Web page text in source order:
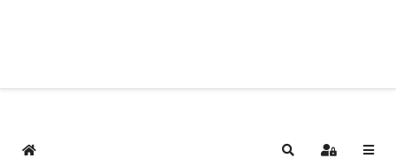
Home SearchSign In